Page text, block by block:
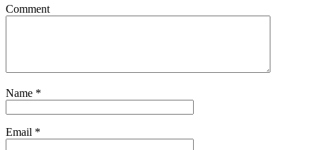
Comment
Name *
Email *